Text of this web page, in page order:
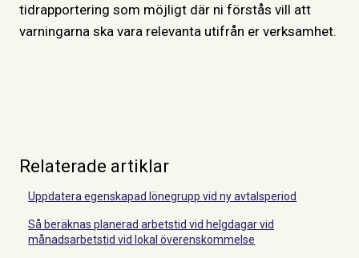
tidrapportering som möjligt där ni förstås vill att
varningarna ska vara relevanta utifrån er verksamhet.
Relaterade artiklar
Uppdatera egenskapad lönegrupp vid ny avtalsperiod
Så beräknas planerad arbetstid vid helgdagar vid
månadsarbetstid vid lokal överenskommelse